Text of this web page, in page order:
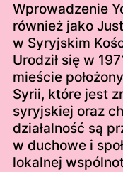
Wprowadzenie
również jako
w Syryjskim
Urodził się w
mieście
Syrii, które jest
syryjskiej oraz
działalność są
w duchowe i
lokalnej